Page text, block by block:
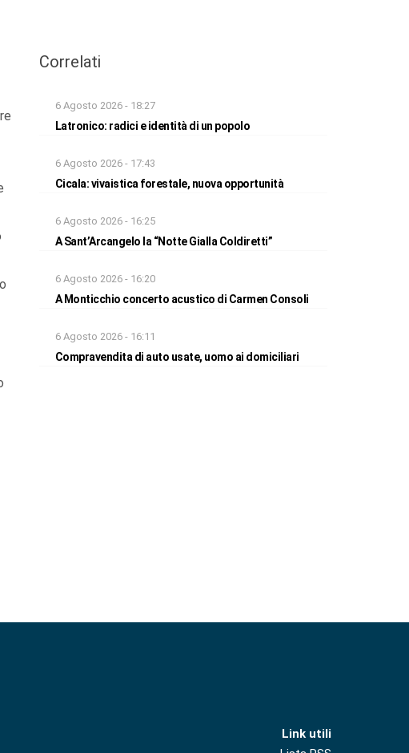
Correlati
6 Agosto 2026 - 18:27
Latronico: radici e identità di un popolo
6 Agosto 2026 - 17:43
Cicala: vivaistica forestale, nuova opportunità
6 Agosto 2026 - 16:25
A Sant’Arcangelo la “Notte Gialla Coldiretti”
6 Agosto 2026 - 16:20
A Monticchio concerto acustico di Carmen Consoli
6 Agosto 2026 - 16:11
Compravendita di auto usate, uomo ai domiciliari
Link utili